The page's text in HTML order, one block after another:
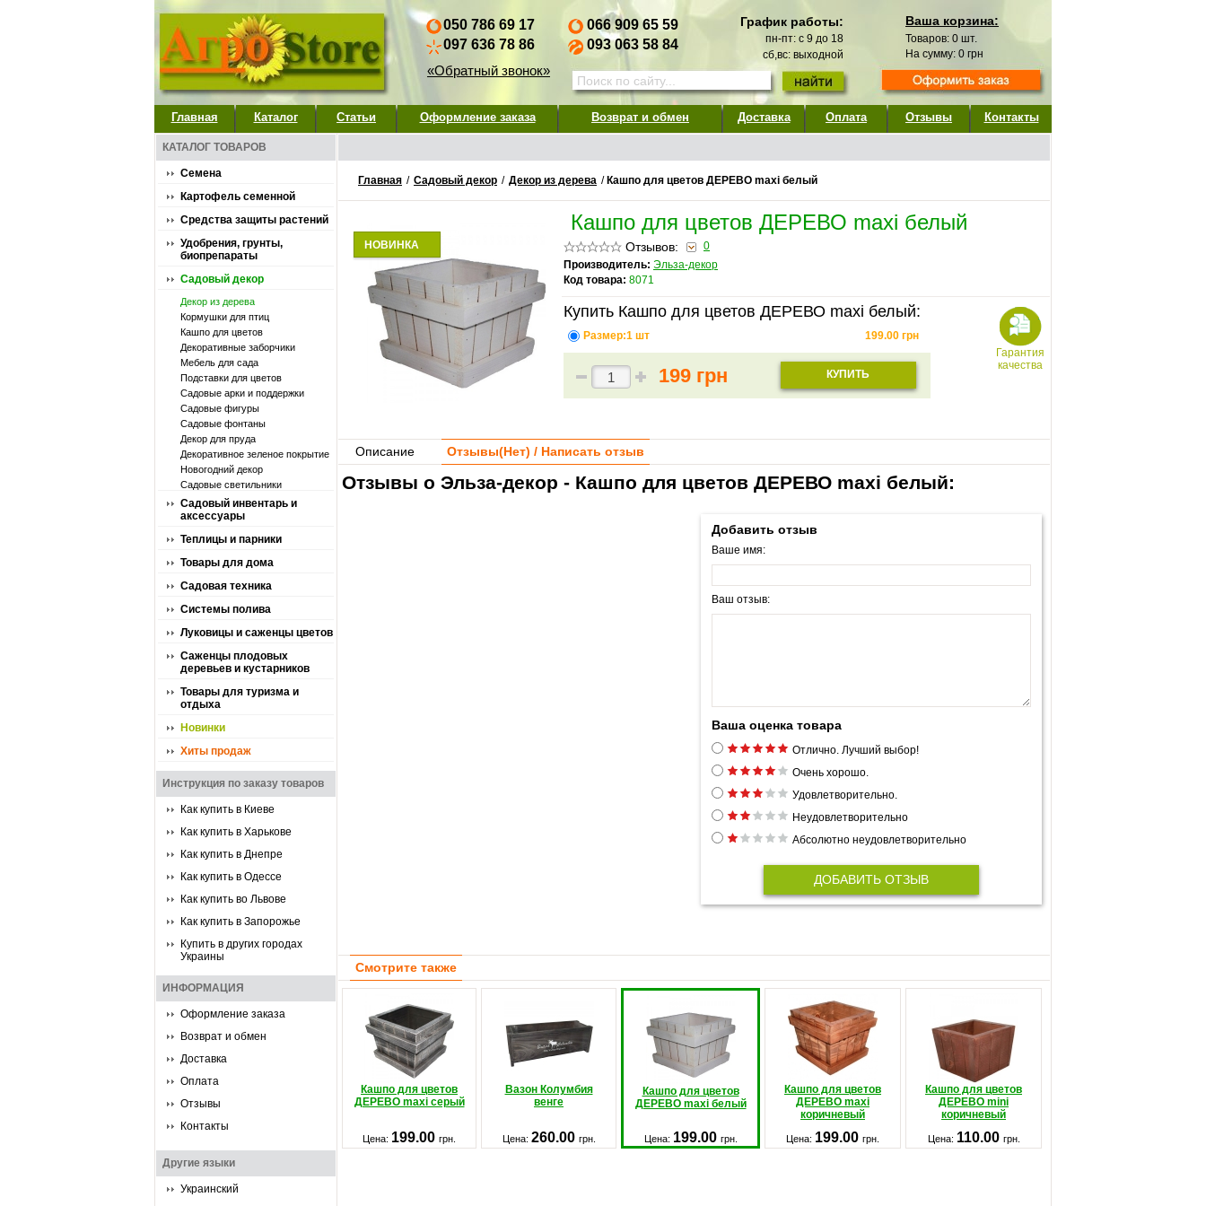
050 786 69 17
097 636 78 86
«Обратный звонок»
066 909 65 59
093 063 58 84
График работы:
пн-пт: с 9 до 18
сб,вс: выходной
Ваша корзина:
Товаров: 0 шт.
На сумму: 0 грн
Главная Каталог Статьи Оформление заказа Возврат и обмен Доставка Оплата Отзывы Контакты
КАТАЛОГ ТОВАРОВ
Семена
Картофель семенной
Средства защиты растений
Удобрения, грунты,
биопрепараты
Садовый декор
Декор из дерева
Кормушки для птиц
Кашпо для цветов
Декоративные заборчики
Мебель для сада
Подставки для цветов
Садовые арки и поддержки
Садовые фигуры
Садовые фонтаны
Декор для пруда
Декоративное зеленое покрытие
Новогодний декор
Садовые светильники
Садовый инвентарь и
аксессуары
Теплицы и парники
Товары для дома
Садовая техника
Системы полива
Луковицы и саженцы цветов
Саженцы плодовых
деревьев и кустарников
Товары для туризма и
отдыха
Новинки
Хиты продаж
Инструкция по заказу товаров
Как купить в Киеве
Как купить в Харькове
Как купить в Днепре
Как купить в Одессе
Как купить во Львове
Как купить в Запорожье
Купить в других городах
Украины
ИНФОРМАЦИЯ
Оформление заказа
Возврат и обмен
Доставка
Оплата
Отзывы
Контакты
Другие языки
Украинский
Главная / Садовый декор / Декор из дерева / Кашпо для цветов ДЕРЕВО maxi белый
НОВИНКА
Кашпо для цветов ДЕРЕВО maxi белый
Отзывов:
0
Производитель: Эльза-декор
Код товара: 8071
Купить Кашпо для цветов ДЕРЕВО maxi белый:
Размер:1 шт 199.00 грн
199 грн КУПИТЬ
Гарантия
качества
Описание Отзывы(Нет) / Написать отзыв
Отзывы о Эльза-декор - Кашпо для цветов ДЕРЕВО maxi белый:
Добавить отзыв
Ваше имя:
Ваш отзыв:
Ваша оценка товара
Отлично. Лучший выбор!
Очень хорошо.
Удовлетворительно.
Неудовлетворительно
Абсолютно неудовлетворительно
ДОБАВИТЬ ОТЗЫВ
Смотрите также
Кашпо для цветов
ДЕРЕВО maxi серый
Вазон Колумбия
венге
Кашпо для цветов
ДЕРЕВО maxi белый
Кашпо для цветов
ДЕРЕВО maxi
коричневый
Кашпо для цветов
ДЕРЕВО mini
коричневый
Цена: 199.00 грн. Цена: 260.00 грн. Цена: 199.00 грн. Цена: 199.00 грн. Цена: 110.00 грн.